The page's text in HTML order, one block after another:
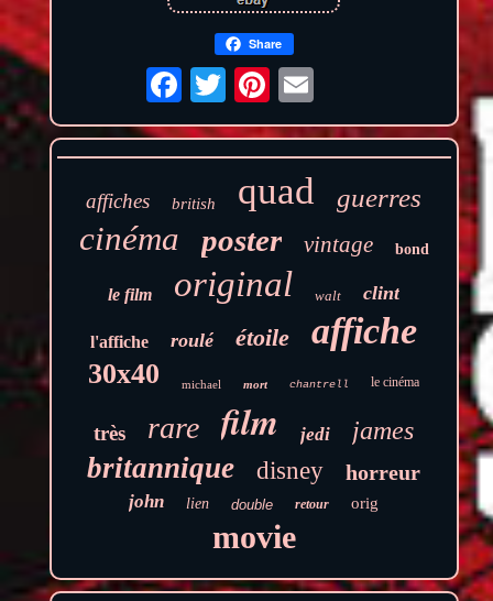
Share
affiches british quad guerres
cinéma poster vintage bond
le film original walt clint
l'affiche roulé étoile affiche
30x40 michael mort chantrell le cinéma
très rare film jedi james
britannique disney horreur
john lien double retour orig
movie